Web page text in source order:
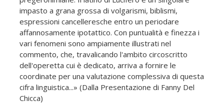
impasto a grana grossa di volgarismi, biblismi,
espressioni cancelleresche entro un periodare
affannosamente ipotattico. Con puntualità e finezza i
vari fenomeni sono ampiamente illustrati nel
commento, che, travalicando l'ambito circoscritto
dell'operetta cui è dedicato, arriva a fornire le
coordinate per una valutazione complessiva di questa
cifra linguistica...» (Dalla Presentazione di Fanny Del
Chicca)